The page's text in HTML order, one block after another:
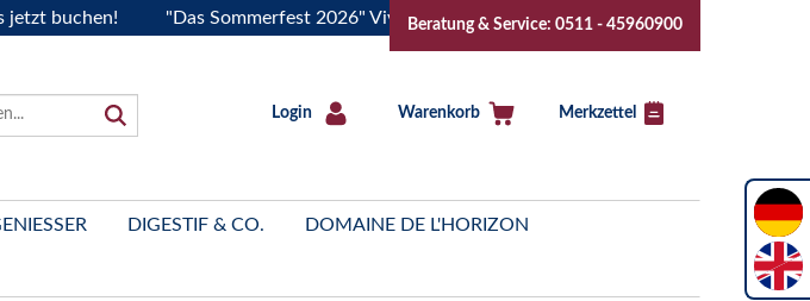
buchen! "Das Sommerfest 2026" Vive la Bourgogne..Tickets jetzt buchen!
Beratung & Service: 0511 - 45960900
Login Warenkorb Merkzettel
DIGESTIF & CO. DOMAINE DE L'HORIZON